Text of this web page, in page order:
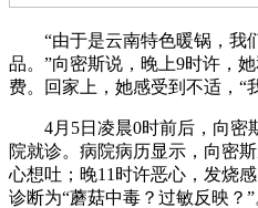
“由于是云南特色暖锅，我
品。”向密斯说，晚上9时许，
费。回家上，她感受到不适，“
4月5日凌晨0时前后，向密
院就诊。病院病历显示，向密
心想吐；晚11时许恶心，发烧
诊断为“蘑菇中毒？过敏反映？”